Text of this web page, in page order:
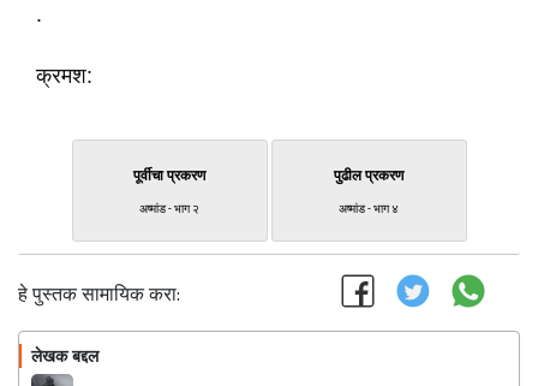
.
क्रमश:
पूर्वीचा प्रकरण
अष्मांड - भाग २
पुढील प्रकरण
अष्मांड - भाग ४
हे पुस्तक सामायिक करा:
लेखक बद्दल